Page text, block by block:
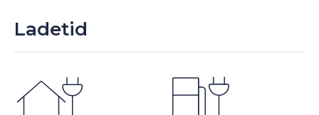
Ladetid